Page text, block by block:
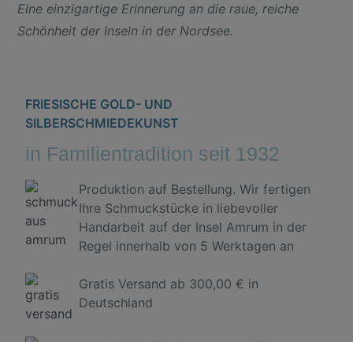
Eine einzigartige Erinnerung an die raue, reiche
Schönheit der Inseln in der Nordsee.
FRIESISCHE GOLD- UND
SILBERSCHMIEDEKUNST
in Familientradition seit 1932
Produktion auf Bestellung. Wir fertigen
Ihre Schmuckstücke in liebevoller
Handarbeit auf der Insel Amrum in der
Regel innerhalb von 5 Werktagen an
Gratis Versand ab 300,00 € in
Deutschland